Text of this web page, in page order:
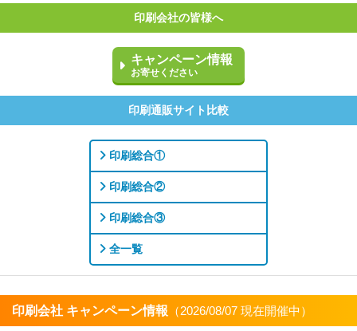
印刷会社の皆様へ
キャンペーン情報
お寄せください
印刷通販サイト比較
印刷総合①
印刷総合②
印刷総合③
全一覧
印刷会社 キャンペーン情報 （2026/08/07 現在開催中）